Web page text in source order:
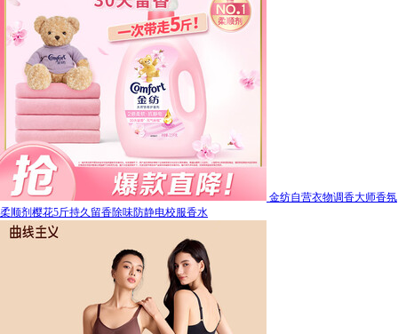
金纺自营衣物调香大师香氛
柔顺剂樱花5斤持久留香除味防静电校服香水